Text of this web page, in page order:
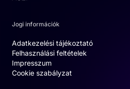
Jogi információk
Adatkezelési tájékoztató
Felhasználási feltételek
Impresszum
Cookie szabályzat